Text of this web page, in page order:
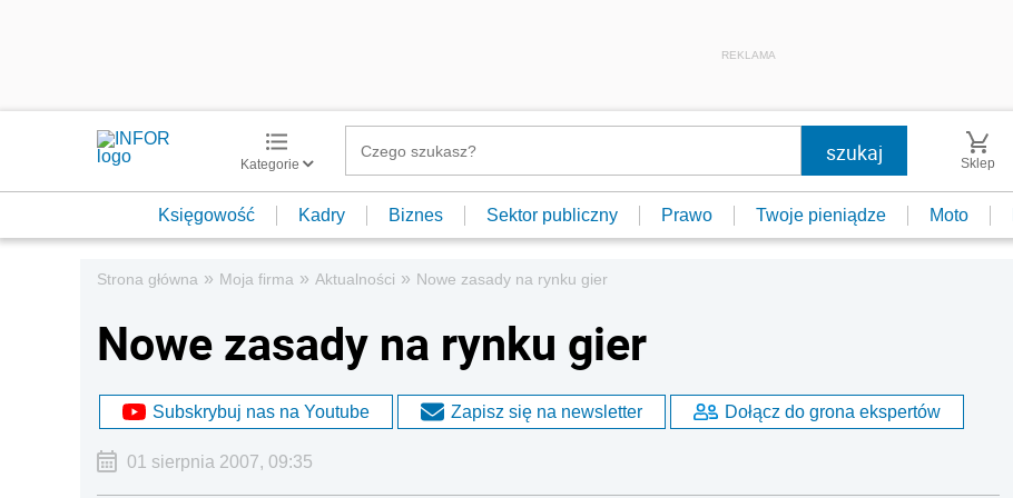
REKLAMA
Kategorie Sklep
Księgowość Kadry Biznes Sektor publiczny Prawo Twoje pieniądze Moto
Strona główna » Moja firma » Aktualności » Nowe zasady na rynku gier
Nowe zasady na rynku gier
Subskrybuj nas na Youtube Zapisz się na newsletter Dołącz do grona ekspertów
01 sierpnia 2007, 09:35